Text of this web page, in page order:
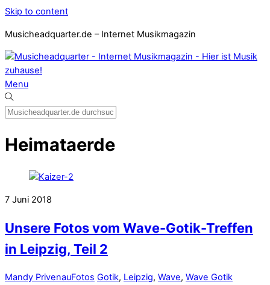
Skip to content
Musicheadquarter.de – Internet Musikmagazin
Menu
Heimataerde
7 Juni 2018
Unsere Fotos vom Wave-Gotik-Treffen
in Leipzig, Teil 2
Mandy PrivenauFotos Gotik, Leipzig, Wave, Wave Gotik